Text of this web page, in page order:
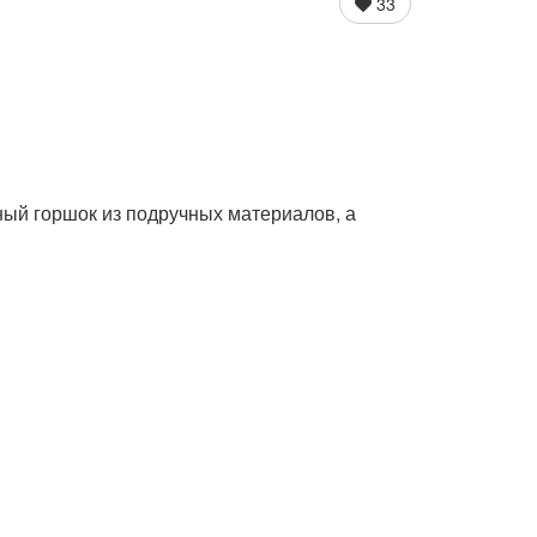
горшок из подручных материалов, а